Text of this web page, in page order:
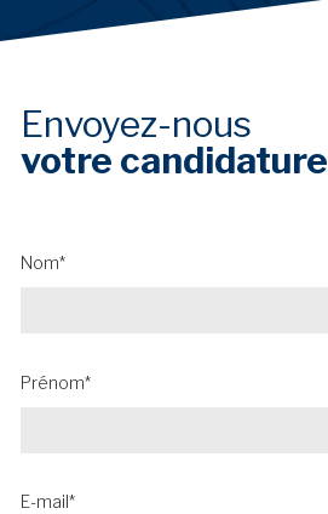
Envoyez-nous
votre candidature
Nom*
Prénom*
E-mail*